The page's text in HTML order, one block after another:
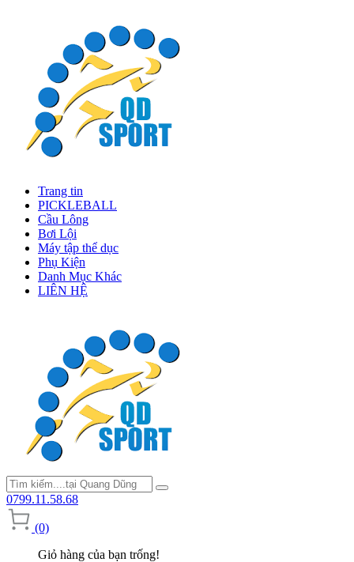
Trang tin
PICKLEBALL
Cầu Lông
Bơi Lội
Máy tập thể dục
Phụ Kiện
Danh Mục Khác
LIÊN HỆ
0799.11.58.68
(0)
Giỏ hàng của bạn trống!